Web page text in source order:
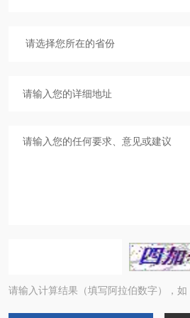
请输入计算结果（填写阿拉伯数字），如